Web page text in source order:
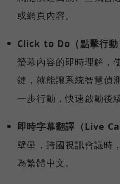
或網頁內容。
Click to Do（點擊行動
螢幕內容的即時理解，
鍵，就能讓系統智慧偵
一步行動，快速啟動後
即時字幕翻譯（Live
壁壘，跨國視訊會議時
為繁體中文。